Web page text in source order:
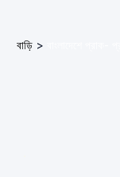
বাড়ি >